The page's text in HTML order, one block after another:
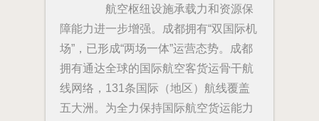
航空枢纽设施承载力和资源保
障能力进一步增强。成都拥有“双国际机
场”，已形成“两场一体”运营态势。成都
拥有通达全球的国际航空客货运骨干航
线网络，131条国际（地区）航线覆盖
五大洲。为全力保持国际航空货运能力